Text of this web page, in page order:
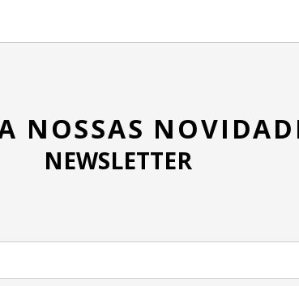
NOSSAS
NEWSLETTER